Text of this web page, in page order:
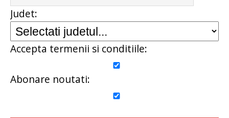
Judet:
Accepta termenii si conditiile:
Abonare noutati: